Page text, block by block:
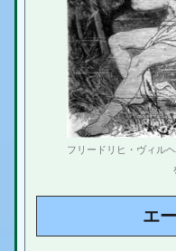
フリードリヒ・ヴィル
エ